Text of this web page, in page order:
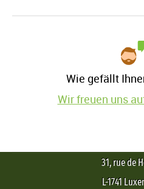
Wie gefällt
Wir freuen uns
31, rue de
L-1741